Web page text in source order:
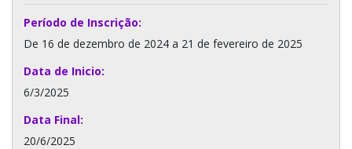
Período de Inscrição:
De 16 de dezembro de 2024 a 21 de fevereiro de 2025
Data de Inicio:
6/3/2025
Data Final:
20/6/2025